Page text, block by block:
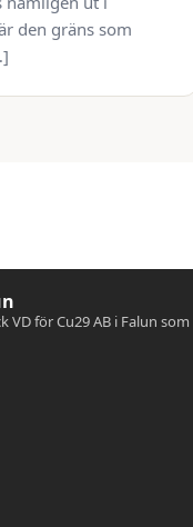
den gräns som
VD för Cu29 AB i Falun